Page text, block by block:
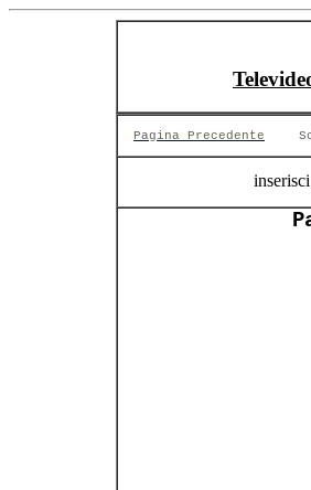
Pagina Precedente